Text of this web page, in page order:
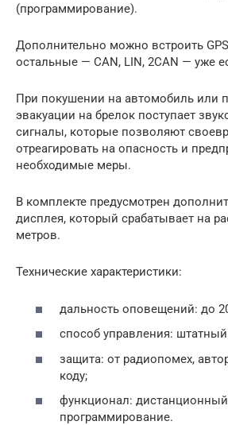
(программирование).
Дополнительно можно встроить
остальные — CAN, LIN, 2CAN — уже
При покушении на автомобиль или
эвакуации на брелок поступает
сигналы, которые позволяют
отреагировать на опасность и
необходимые меры.
В комплекте предусмотрен
дисплея, который срабатывает на
метров.
Технические характеристики:
дальность оповещений: до
способ управления:
защита: от радиопомех,
коду;
функционал: дистанционный
программирование.